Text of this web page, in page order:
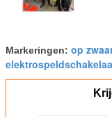
Markeringen: op